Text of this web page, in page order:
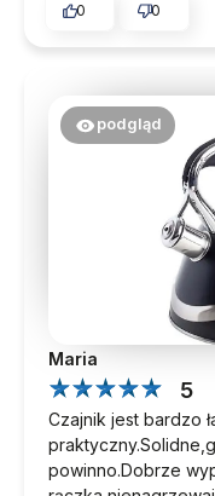
0
0
podgląd
Maria
5
Czajnik jest bardzo
powinno.Dobrze